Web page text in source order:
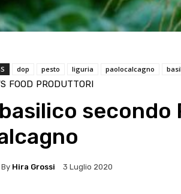
dop pesto liguria paolocalcagno
FOOD PRODUTTORI
secondo
By Hira Grossi 3 Luglio 2020